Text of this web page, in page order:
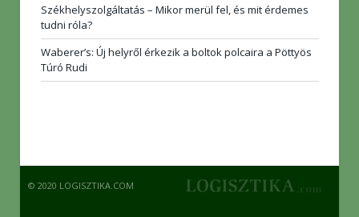
Székhelyszolgáltatás – Mikor merül fel, és mit érdemes
tudni róla?
Waberer’s: Új helyről érkezik a boltok polcaira a Pöttyös
Túró Rudi
© 2020 LOGISZTIKA.COM